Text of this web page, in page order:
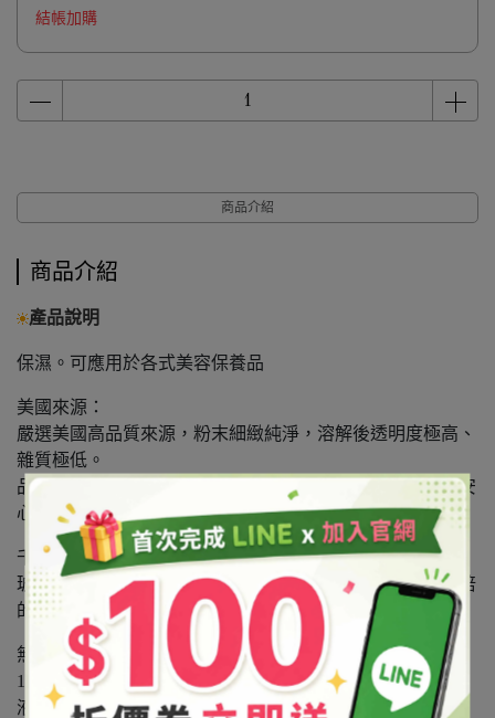
結帳加購
商品介紹
商品介紹
產品說明
保濕。可應用於各式美容保養品
美國來源：
嚴選美國高品質來源，粉末細緻純淨，溶解後透明度極高、
雜質極低。
品質穩定可靠，是製作高等級臉部精華液、面膜液的首選安
心原料。
千倍抓水力的「隱形水庫」：
玻尿酸它擁有驚人的吸水能力，能吸收自身重量數百至千倍
的水分。
無可匹敵的高 CP 值：
1 克的玻尿酸粉，就能調製出 100ml 的「1% 玻尿酸原
液」！